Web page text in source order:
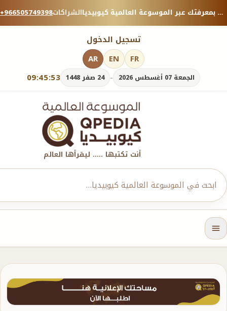
+966505749398الشراكات منصة معرفية موثوقة — شارك بمعرفتك عبر الموسوعة العالمية كيوبيديا.
تسجيل الدخول
09:45:54 الجمعة 07 أغسطس 2026 - 24 صفر 1448
AR EN FR
أنت تكتبها ..... ليقرأها العالم